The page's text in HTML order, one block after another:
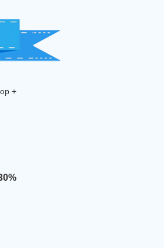
+